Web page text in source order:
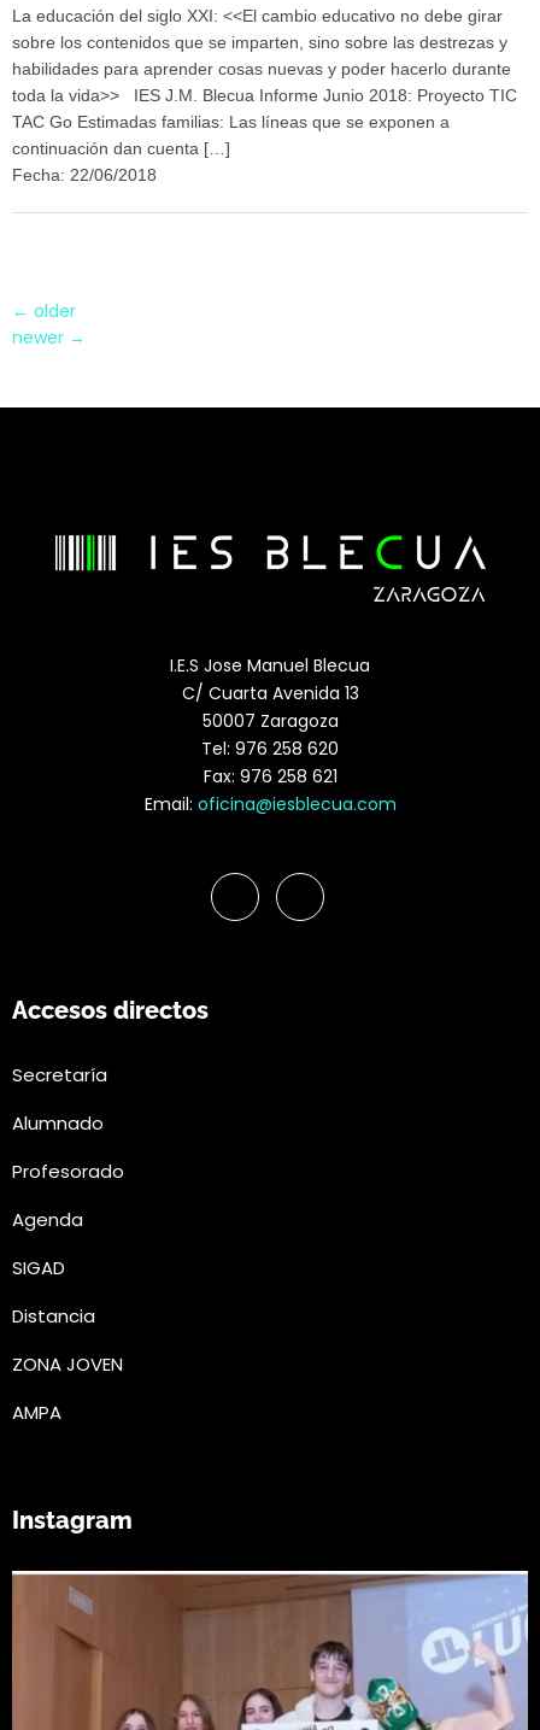
La educación del siglo XXI: <<El cambio educativo no debe girar
sobre los contenidos que se imparten, sino sobre las destrezas y
habilidades para aprender cosas nuevas y poder hacerlo durante
toda la vida>> IES J.M. Blecua Informe Junio 2018: Proyecto TIC
TAC Go Estimadas familias: Las líneas que se exponen a
continuación dan cuenta […]
Fecha: 22/06/2018
← older
newer →
I.E.S Jose Manuel Blecua
C/ Cuarta Avenida 13
50007 Zaragoza
Tel: 976 258 620
Fax: 976 258 621
Email: oficina@iesblecua.com
Accesos directos
Secretaría
Alumnado
Profesorado
Agenda
SIGAD
Distancia
ZONA JOVEN
AMPA
Instagram